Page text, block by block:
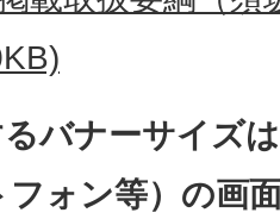
るバナーサイズ
フォン等）の画